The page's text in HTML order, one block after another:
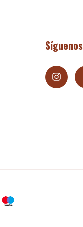
Síguenos